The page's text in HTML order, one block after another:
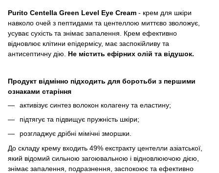
Purito Centella Green Level Eye Cream - крем для шкіри
навколо очей з пептидами та центеллою миттєво зволожує,
усуває сухість та знімає запалення. Крем ефективно
відновлює клітини епідермісу, має заспокійливу та
антисептичну дію. Не містить ефірних олій та відушок.
Продукт відмінно підходить для боротьби з першими
ознаками старіння
активізує синтез волокон колагену та еластину;
підтягує та підвищує пружність шкіри;
розгладжує дрібні мімічні зморшки.
До складу крему входить 49% екстракту центелли азіатської,
який відомий сильною загоювальною і відновлюючою дією,
знімає запалення, подразнення, заспокоює та ефективно